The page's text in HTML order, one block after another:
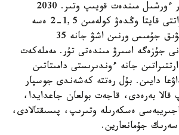
— كەشەندى جوسپار ءورشىل مىندەت قويىپ وتىر. 2030
-جىلعا قاراي شيكىزاتتى قايتا وڭدەۋ كولەمىن 1,5-2 ەسە
ارتتىرۋ، 40 مىڭعا جۋىق جۇمىس ورنىن اشۋ جانە 35
جۇزەگە اسىرۋ مىندەتى تۇر. مەملەكەت
جانە ءوندىرىستى دامىتاتىن
دايىن. بۇل رەتتە كەشەندى جوسپار
بەرەدى، قاجەت بولعان جاعدايدا،
ەسكەرىلە وتىرىپ، پىسىقتالادى،
جۇمانعارين.